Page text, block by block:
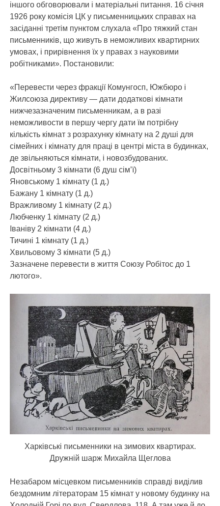
іншого обговорювали і матеріальні питання. 16 січня
1926 року комісія ЦК у письменницьких справах на
засіданні третім пунктом слухала «Про тяжкий стан
письменників, що живуть в неможливих квартирних
умовах, і прирівнення їх у правах з науковими
робітниками». Постановили:
«Перевести через фракції Комунгосп, Южбюро і
Жилсоюза директиву — дати додаткові кімнати
нижчезазначеним письменникам, а в разі
неможливости в першу чергу дати їм потрібну
кількість кімнат з розрахунку кімнату на 2 душі для
сімейних і кімнату для праці в центрі міста в будинках,
де звільняються кімнати, і новозбудованих.
Досвітньому 3 кімнати (6 душ сім’ї)
Яновському 1 кімнату (1 д.)
Бажану 1 кімнату (1 д.)
Вражливому 1 кімнату (2 д.)
Любченку 1 кімнату (2 д.)
Іваніву 2 кімнати (4 д.)
Тичині 1 кімнату (1 д.)
Хвильовому 3 кімнати (5 д.)
Зазначене перевести в життя Союзу Робітос до 1
лютого».
Харківські письменники на зимових квартирах.
Дружній шарж Михайла Щеглова
Незабаром місцевком письменників справді виділив
бездомним літераторам 15 кімнат у новому будинку на